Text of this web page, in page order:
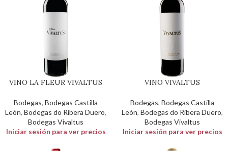
VINO LA FLEUR VIVALTUS
Bodegas, Bodegas Castilla
León, Bodegas do Ribera Duero,
Bodegas Vivaltus
Iniciar sesión para ver precios
VINO VIVALTUS
Bodegas, Bodegas Castilla
León, Bodegas do Ribera Duero,
Bodegas Vivaltus
Iniciar sesión para ver precios